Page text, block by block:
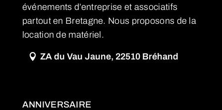
événements d’entreprise et associatifs
partout en Bretagne. Nous proposons de la
location de matériel.
ZA du Vau Jaune, 22510 Bréhand
ANNIVERSAIRE